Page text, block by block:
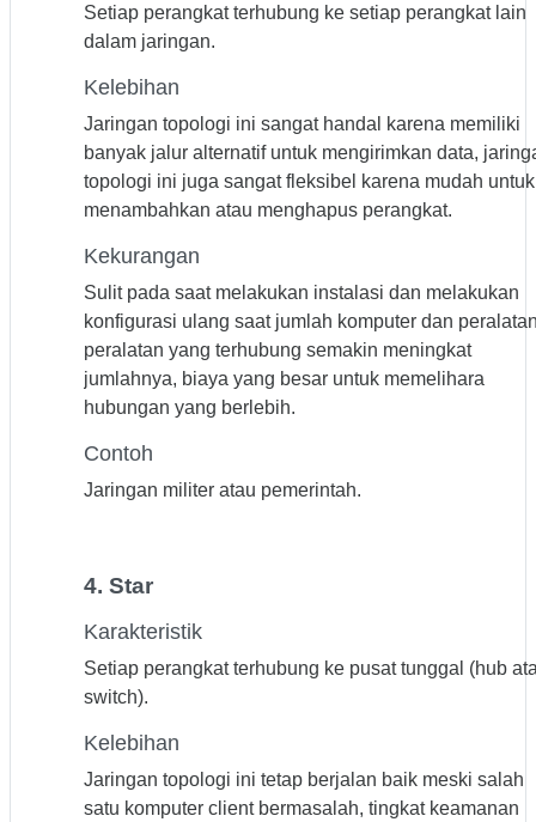
Setiap perangkat terhubung ke setiap perangkat lain
dalam jaringan.
Kelebihan
Jaringan topologi ini sangat handal karena memiliki
banyak jalur alternatif untuk mengirimkan data,
topologi ini juga sangat fleksibel karena mudah untuk
menambahkan atau menghapus perangkat.
Kekurangan
Sulit pada saat melakukan instalasi dan melakukan
konfigurasi ulang saat jumlah komputer dan
peralatan yang terhubung semakin meningkat
jumlahnya, biaya yang besar untuk memelihara
hubungan yang berlebih.
Contoh
Jaringan militer atau pemerintah.
4. Star
Karakteristik
Setiap perangkat terhubung ke pusat tunggal (hub
switch).
Kelebihan
Jaringan topologi ini tetap berjalan baik meski salah
satu komputer client bermasalah, tingkat keamanan